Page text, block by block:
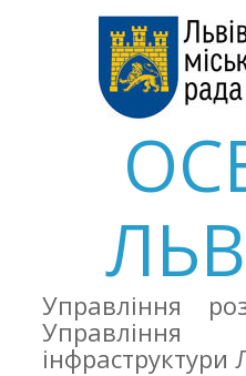
Управління